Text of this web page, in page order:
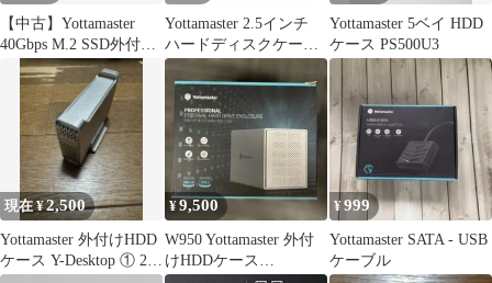
【中古】Yottamaster
40Gbps M.2 SSD外付け
ケース
Yottamaster 2.5インチ
ハードディスクケース
2パック
Yottamaster 5ベイ HDD
ケース PS500U3
現在 ¥2,500
Yottamaster 外付けHDD
ケース Y-Desktop ① 2.5
¥9,500
W950 Yottamaster 外付
けHDDケース
¥999
Yottamaster SATA - USB
ケーブル